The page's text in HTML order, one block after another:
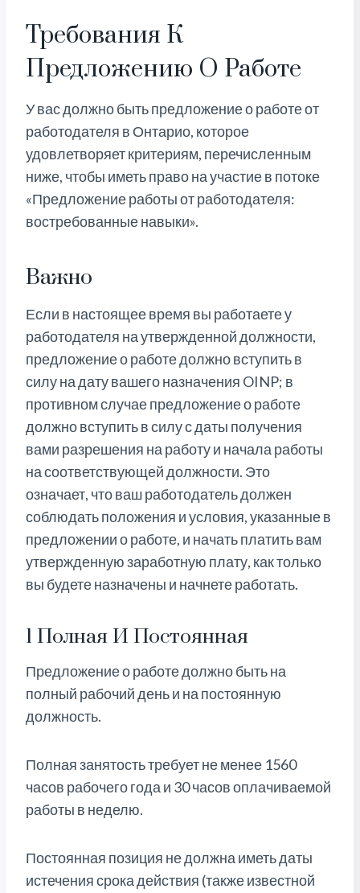
Требования К
Предложению О Работе
У вас должно быть предложение о работе от
работодателя в Онтарио, которое
удовлетворяет критериям, перечисленным
ниже, чтобы иметь право на участие в потоке
«Предложение работы от работодателя:
востребованные навыки».
Важно
Если в настоящее время вы работаете у
работодателя на утвержденной должности,
предложение о работе должно вступить в
силу на дату вашего назначения OINP; в
противном случае предложение о работе
должно вступить в силу с даты получения
вами разрешения на работу и начала работы
на соответствующей должности. Это
означает, что ваш работодатель должен
соблюдать положения и условия, указанные в
предложении о работе, и начать платить вам
утвержденную заработную плату, как только
вы будете назначены и начнете работать.
1 Полная И Постоянная
Предложение о работе должно быть на
полный рабочий день и на постоянную
должность.
Полная занятость требует не менее 1560
часов рабочего года и 30 часов оплачиваемой
работы в неделю.
Постоянная позиция не должна иметь даты
истечения срока действия (также известной